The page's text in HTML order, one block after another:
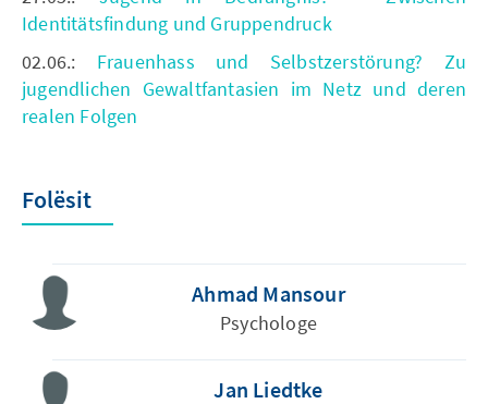
Identitätsfindung und Gruppendruck
02.06.: Frauenhass und Selbstzerstörung? Zu
jugendlichen Gewaltfantasien im Netz und deren
realen Folgen
Folësit
Ahmad Mansour
Psychologe
Jan Liedtke